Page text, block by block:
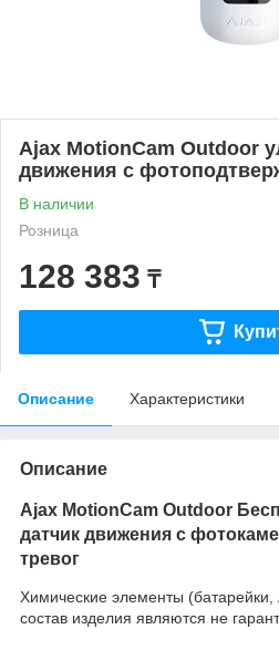
Ajax MotionCam Outdoor
движения с
В наличии
Розница
128 383 ₸
Описание Характеристики
Описание
Ajax MotionCam Outdoor
датчик движения с
тревог
Химические элементы
состав изделия являются не